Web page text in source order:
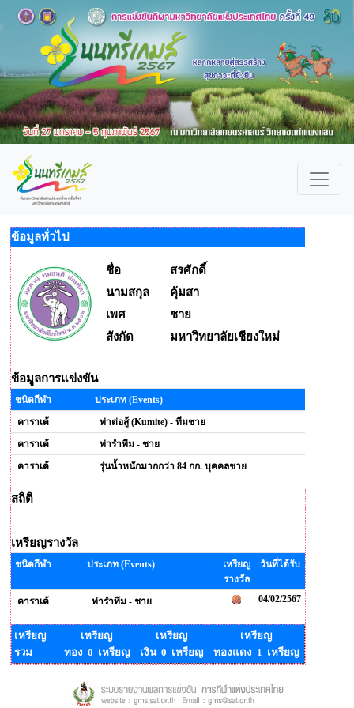
ข้อมูลทั่วไป
ชื่อ
สรศักดิ์
นามสกุล
คุ้มสา
เพศ
ชาย
สังกัด
มหาวิทยาลัยเชียงใหม่
ข้อมูลการแข่งขัน
ชนิดกีฬา
ประเภท (Events)
คาราเต้
ท่าต่อสู้ (Kumite) - ทีมชาย
คาราเต้
ท่ารำทีม - ชาย
คาราเต้
รุ่นน้ำหนักมากกว่า 84 กก. บุคคลชาย
สถิติ
เหรียญรางวัล
ชนิดกีฬา ประเภท (Events)
เหรียญ
รางวัล
วันที่ได้รับ
คาราเต้ ท่ารำทีม - ชาย 04/02/2567
เหรียญ
รวม
เหรียญ
ทอง 0 เหรียญ
เหรียญ
เงิน 0 เหรียญ
เหรียญ
ทองแดง 1 เหรียญ